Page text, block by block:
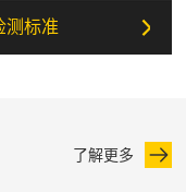
测标准
了解更多